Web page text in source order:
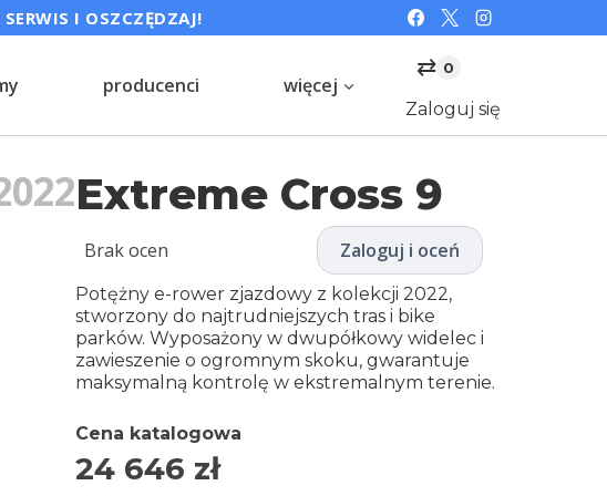
I OSZCZĘDZAJ!
producenci więcej
⇄ 0
Zaloguj się
Extreme Cross 9
Brak ocen Zaloguj i oceń
Potężny e-rower zjazdowy z kolekcji 2022,
stworzony do najtrudniejszych tras i bike
parków. Wyposażony w dwupółkowy widelec i
zawieszenie o ogromnym skoku, gwarantuje
maksymalną kontrolę w ekstremalnym terenie.
Cena katalogowa
24 646 zł